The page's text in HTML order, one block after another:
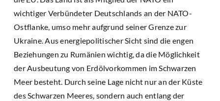
wichtiger Verbündeter Deutschlands an der NATO-
Ostflanke, umso mehr aufgrund seiner Grenze zur
Ukraine. Aus energiepolitischer Sicht sind die engen
Beziehungen zu Rumänien wichtig, da die Möglichkeit
der Ausbeutung von Erdölvorkommen im Schwarzen
Meer besteht. Durch seine Lage nicht nur an der Küste
des Schwarzen Meeres, sondern auch entlang der